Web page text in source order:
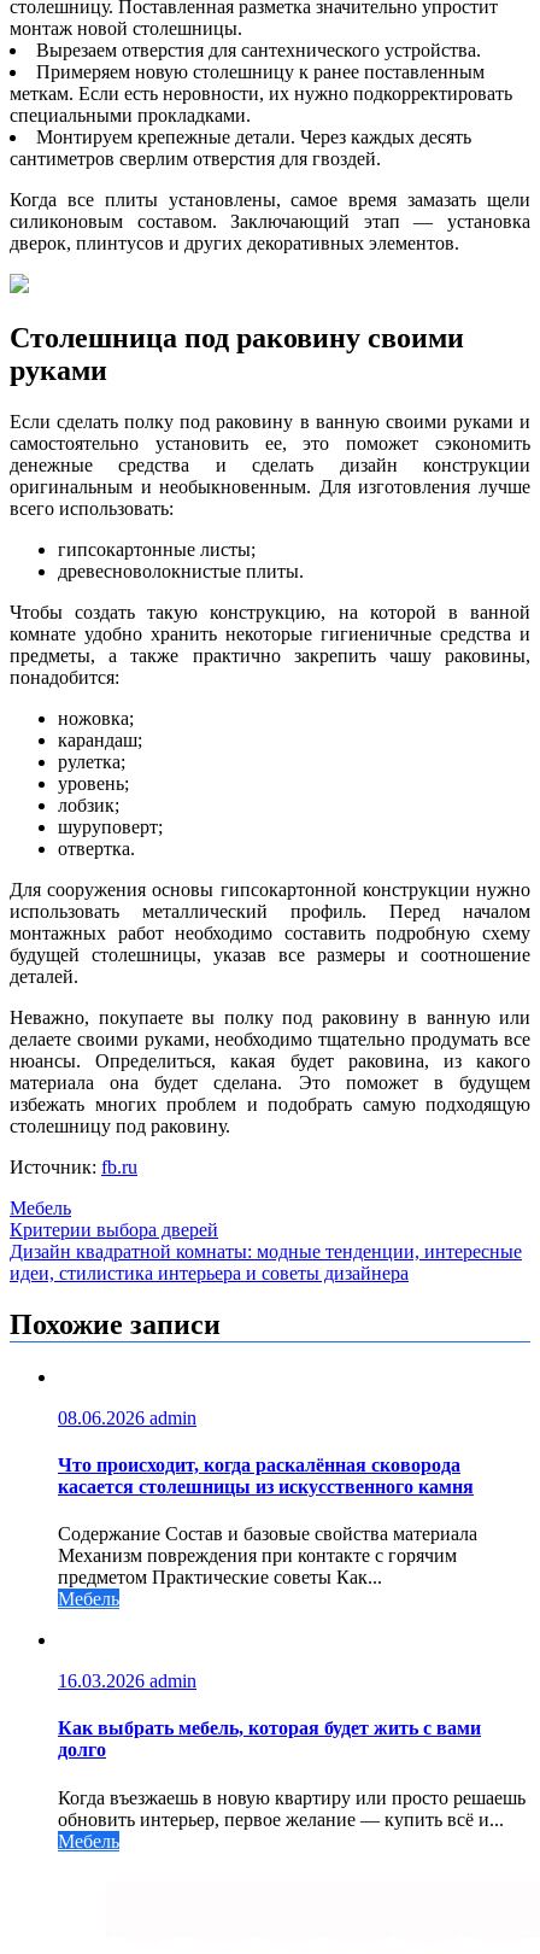
столешницу. Поставленная разметка значительно упростит
монтаж новой столешницы.
Вырезаем отверстия для сантехнического устройства.
Примеряем новую столешницу к ранее поставленным
меткам. Если есть неровности, их нужно подкорректировать
специальными прокладками.
Монтируем крепежные детали. Через каждых десять
сантиметров сверлим отверстия для гвоздей.
Когда все плиты установлены, самое время замазать щели
силиконовым составом. Заключающий этап — установка
дверок, плинтусов и других декоративных элементов.
Столешница под раковину своими
руками
Если сделать полку под раковину в ванную своими руками и
самостоятельно установить ее, это поможет сэкономить
денежные средства и сделать дизайн конструкции
оригинальным и необыкновенным. Для изготовления лучше
всего использовать:
гипсокартонные листы;
древесноволокнистые плиты.
Чтобы создать такую конструкцию, на которой в ванной
комнате удобно хранить некоторые гигиеничные средства и
предметы, а также практично закрепить чашу раковины,
понадобится:
ножовка;
карандаш;
рулетка;
уровень;
лобзик;
шуруповерт;
отвертка.
Для сооружения основы гипсокартонной конструкции нужно
использовать металлический профиль. Перед началом
монтажных работ необходимо составить подробную схему
будущей столешницы, указав все размеры и соотношение
деталей.
Неважно, покупаете вы полку под раковину в ванную или
делаете своими руками, необходимо тщательно продумать все
нюансы. Определиться, какая будет раковина, из какого
материала она будет сделана. Это поможет в будущем
избежать многих проблем и подобрать самую подходящую
столешницу под раковину.
Источник: fb.ru
Мебель
Навигация
по
Критерии выбора дверей
Дизайн квадратной комнаты: модные тенденции, интересные
идеи, стилистика интерьера и советы дизайнера
Похожие записи
08.06.2026 admin
Что происходит, когда раскалённая сковорода
касается столешницы из искусственного камня
Содержание Состав и базовые свойства материала
Механизм повреждения при контакте с горячим
предметом Практические советы Как...
Мебель
16.03.2026 admin
Как выбрать мебель, которая будет жить с вами
долго
Когда въезжаешь в новую квартиру или просто решаешь
обновить интерьер, первое желание — купить всё и...
Мебель